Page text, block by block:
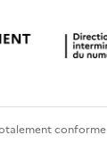
conforme